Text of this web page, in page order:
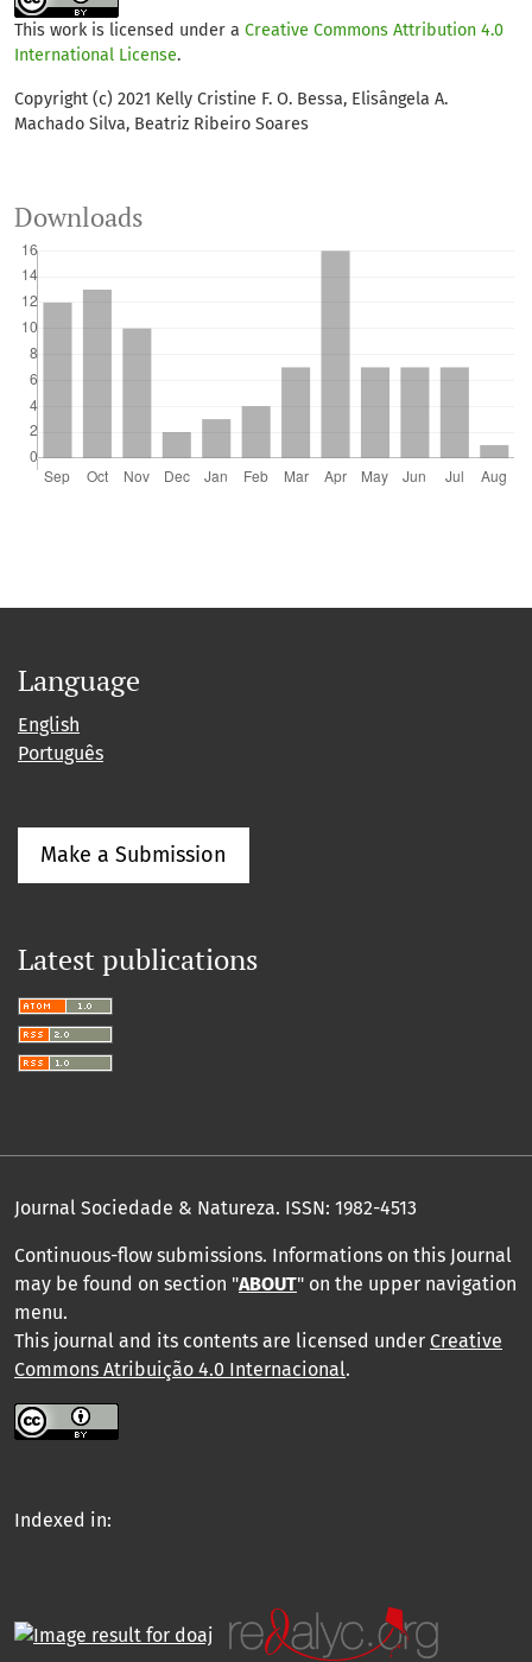
This work is licensed under a Creative Commons Attribution 4.0
International License.
Copyright (c) 2021 Kelly Cristine F. O. Bessa, Elisângela A.
Machado Silva, Beatriz Ribeiro Soares
Downloads
Language
English
Português
Make a Submission
Latest publications
Journal Sociedade & Natureza. ISSN: 1982-4513
Continuous-flow submissions. Informations on this Journal
may be found on section "ABOUT" on the upper navigation
menu.
This journal and its contents are licensed under Creative
Commons Atribuição 4.0 Internacional.
Indexed in: